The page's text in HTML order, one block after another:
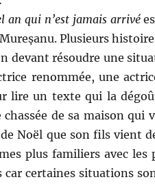
an qui n’est jamais arrivé
Plusieurs
devant résoudre une
renommée, une
lire un texte qui la
de sa maison qui
Noël que son fils vient
plus familiers avec
certaines situations